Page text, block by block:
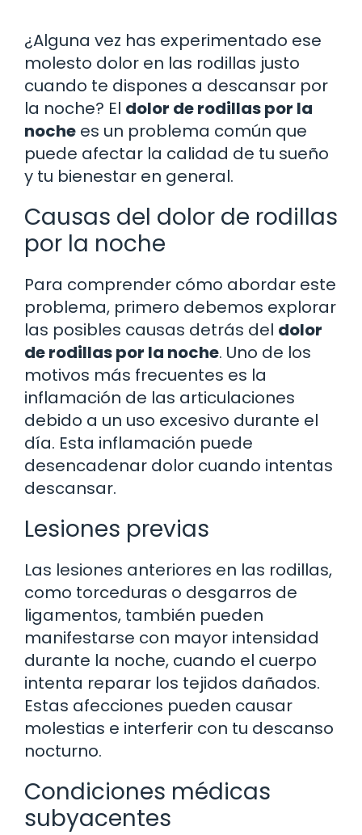
¿Alguna vez has experimentado ese
molesto dolor en las rodillas justo
cuando te dispones a descansar por
la noche? El dolor de rodillas por la
noche es un problema común que
puede afectar la calidad de tu sueño
y tu bienestar en general.
Causas del dolor de rodillas
por la noche
Para comprender cómo abordar este
problema, primero debemos explorar
las posibles causas detrás del dolor
de rodillas por la noche. Uno de los
motivos más frecuentes es la
inflamación de las articulaciones
debido a un uso excesivo durante el
día. Esta inflamación puede
desencadenar dolor cuando intentas
descansar.
Lesiones previas
Las lesiones anteriores en las rodillas,
como torceduras o desgarros de
ligamentos, también pueden
manifestarse con mayor intensidad
durante la noche, cuando el cuerpo
intenta reparar los tejidos dañados.
Estas afecciones pueden causar
molestias e interferir con tu descanso
nocturno.
Condiciones médicas
subyacentes